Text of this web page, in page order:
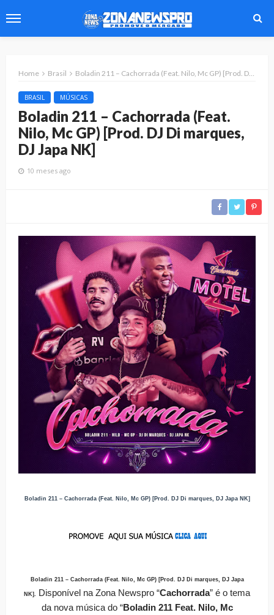
Home Brasil Boladin 211 – Cachorrada (Feat. Nilo, Mc GP) [Prod. DJ Di marques, DJ Japa NK]
BRASIL MÚSICAS
Boladin 211 – Cachorrada (Feat.
Nilo, Mc GP) [Prod. DJ Di marques,
DJ Japa NK]
10 meses ago
Boladin 211 – Cachorrada (Feat. Nilo, Mc GP) [Prod. DJ Di marques, DJ Japa NK]
Boladin 211 – Cachorrada (Feat. Nilo, Mc GP) [Prod. DJ Di marques, DJ Japa
NK]. Disponível na Zona Newspro “Cachorrada” é o tema
da nova música do “Boladin 211 Feat. Nilo, Mc